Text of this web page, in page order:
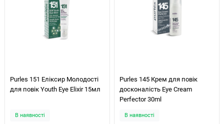
Purles 151 Еліксир Молодості
для повік Youth Eye Elixir 15мл
В наявності
Purles 145 Крем для повік
досконалість Eye Cream
Perfector 30ml
В наявності